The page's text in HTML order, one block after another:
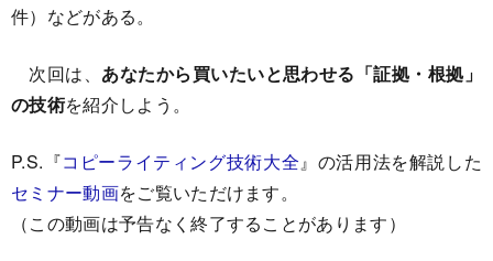
件）などがある。
次回は、 あなたから買いたいと思わせる「証拠・根拠」
の技術を紹介しよう。
P.S.『コピーライティング技術大全』の活用法を解説した
セミナー動画をご覧いただけます。
（この動画は予告なく終了することがあります）